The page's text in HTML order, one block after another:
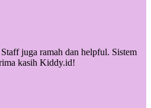
juga ramah dan helpful. Sistem
kasih Kiddy.id!